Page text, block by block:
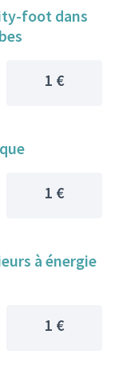
foot dans
1 €
1 €
à énergie
1 €